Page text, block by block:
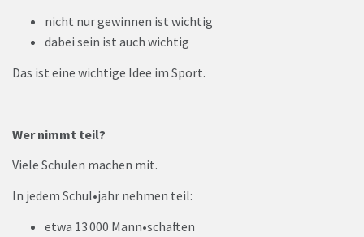
nicht nur gewinnen ist wichtig
dabei sein ist auch wichtig
Das ist eine wichtige Idee im Sport.
Wer nimmt teil?
Viele Schulen machen mit.
In jedem Schul•jahr nehmen teil:
etwa 13 000 Mann•schaften